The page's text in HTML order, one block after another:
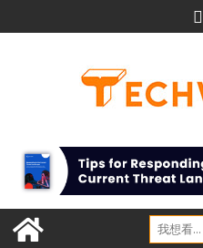
to